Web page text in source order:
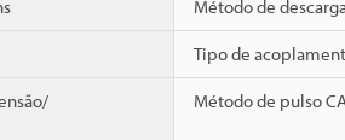
Método de
Tipo de
Método de pulso